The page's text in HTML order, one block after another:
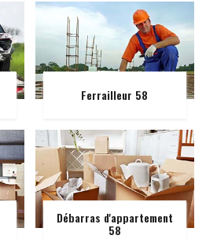
Ferrailleur 58
Débarras d'appartement
58